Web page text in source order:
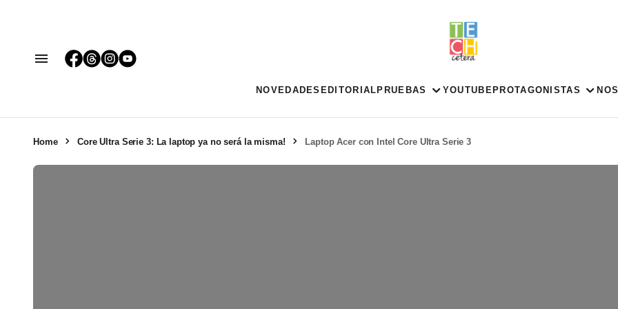
NOVEDADES EDITORIAL PRUEBAS YOUTUBE PROTAGONISTAS
Home Core Ultra Serie 3: La laptop ya no será la misma! Laptop Acer con Intel Core Ultra Serie 3